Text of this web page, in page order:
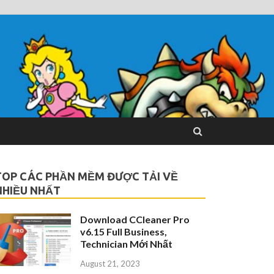
CÁC PHẦN MỀM ĐƯỢC TẢI VỀ
NHẤT
Download CCleaner Pro
v6.15 Full Business,
Technician Mới Nhất
August 21, 2023